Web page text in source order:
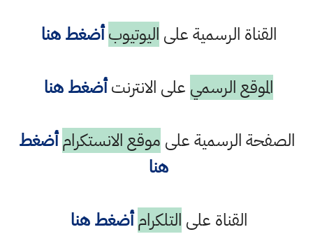
القناة الرسمية على اليوتيوب أضغط هنا
الموقع الرسمي على الانترنتأضغط هنا
الصفحة الرسمية على موقع الانستكرام أضغط
هنا
القناة على التلكرام أضغط هنا